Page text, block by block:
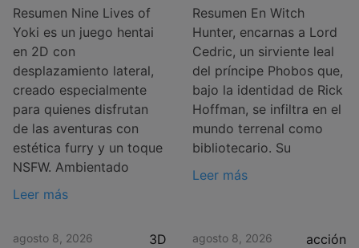
Resumen Nine Lives of
Yoki es un juego hentai
en 2D con
desplazamiento lateral,
creado especialmente
para quienes disfrutan
de las aventuras con
estética furry y un toque
NSFW. Ambientado
Leer más
Resumen En Witch
Hunter, encarnas a Lord
Cedric, un sirviente leal
del príncipe Phobos que,
bajo la identidad de Rick
Hoffman, se infiltra en el
mundo terrenal como
bibliotecario. Su
Leer más
agosto 8, 2026 3D agosto 8, 2026 acción